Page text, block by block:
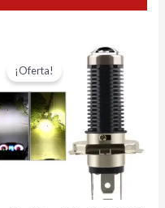
¡Oferta!
precio
original
era:
$ 24,000.00.
El
precio
actual
es:
$